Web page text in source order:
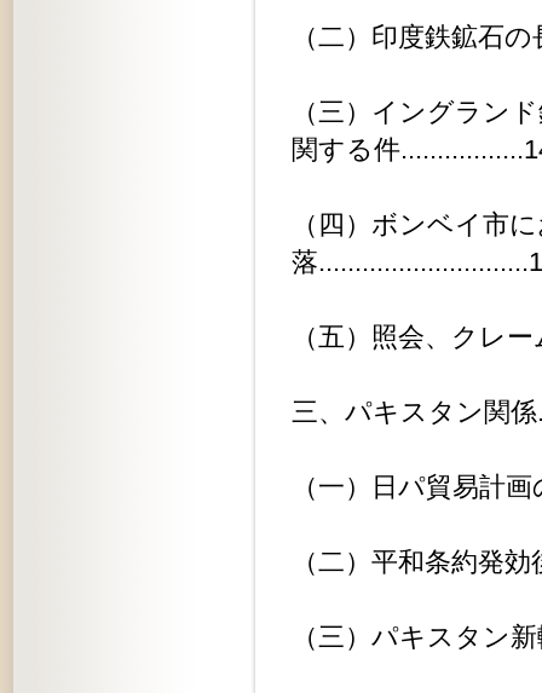
（二）印度鉄鉱石
（三）イングラン
関する件
（四）ボンベイ市
落
（五）照会、クレ
三、パキスタン関係
（一）日パ貿易計
（二）平和条約発
（三）パキスタン